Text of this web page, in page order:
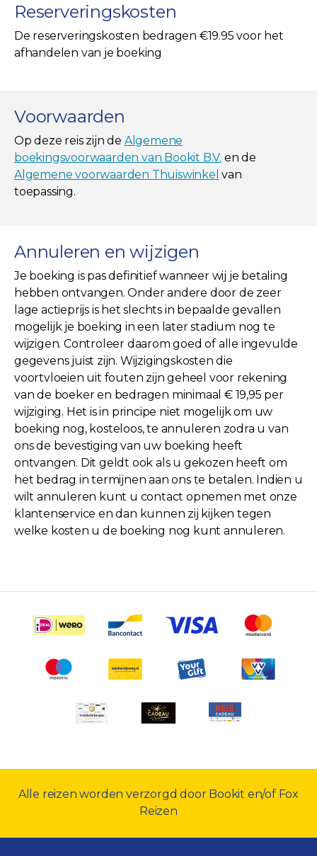
Reserveringskosten
De reserveringskosten bedragen €19.95 voor het
afhandelen van je boeking
Voorwaarden
Op deze reis zijn de Algemene
boekingsvoorwaarden van Bookit B.V. en de
Algemene voorwaarden Thuiswinkel van
toepassing.
Annuleren en wijzigen
Je boeking is pas definitief wanneer wij je betaling
hebben ontvangen. Onder andere door de zeer
lage actieprijs is het slechts in bepaalde gevallen
mogelijk je boeking in een later stadium nog te
wijzigen. Controleer daarom goed of alle ingevulde
gegevens juist zijn. Wijzigingskosten die
voortvloeien uit fouten zijn geheel voor rekening
van de boeker en bedragen minimaal € 19,95 per
wijziging. Het is in principe niet mogelijk om uw
boeking nog, kosteloos, te annuleren zodra u van
ons de bevestiging van uw boeking heeft
ontvangen. Dit geldt ook als u gekozen heeft om
het bedrag in termijnen aan ons te betalen. Indien u
wilt annuleren kunt u contact opnemen met onze
klantenservice en dan kunnen zij kijken tegen
welke kosten u de boeking nog kunt annuleren.
Alle reizen worden verzorgd door Bookit en/of Fox
Reizen